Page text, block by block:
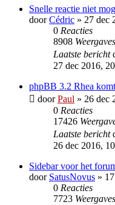
Snelle reactie niet
doorCédric » 27 dec
0 Reacties
8908 Weergaves
Laatste bericht
27 dec 2016,
phpBB 3.2 Rhea
doorPaul » 26 dec
0 Reacties
17426
Laatste bericht
26 dec 2016,
Sidebar voor het
door SatusNovus »
0 Reacties
7723 Weergaves